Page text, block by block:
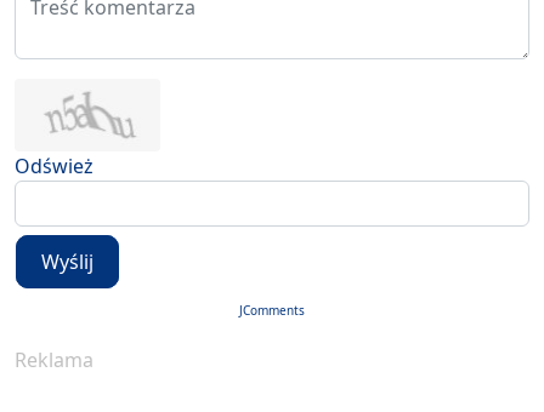
Odśwież
Wyślij
JComments
Reklama